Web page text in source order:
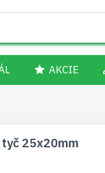
AKCIE
25x20mm